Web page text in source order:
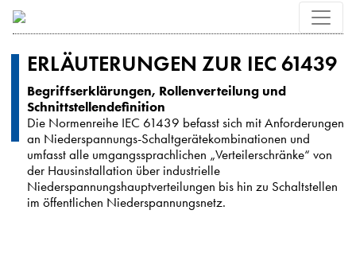
ERLÄUTERUNGEN ZUR IEC 61439
Begriffserklärungen, Rollenverteilung und
Schnittstellendefinition
Die Normenreihe IEC 61439 befasst sich mit Anforderungen
an Niederspannungs-Schaltgerätekombinationen und
umfasst alle umgangssprachlichen „Verteilerschränke“ von
der Hausinstallation über industrielle
Niederspannungshauptverteilungen bis hin zu Schaltstellen
im öffentlichen Niederspannungsnetz.